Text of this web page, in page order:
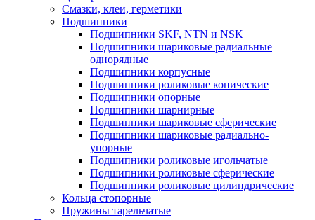
Смазки, клеи, герметики
Подшипники
Подшипники SKF, NTN и NSK
Подшипники шариковые радиальные
однорядные
Подшипники корпусные
Подшипники роликовые конические
Подшипники опорные
Подшипники шарнирные
Подшипники шариковые сферические
Подшипники шариковые радиально-
упорные
Подшипники роликовые игольчатые
Подшипники роликовые сферические
Подшипники роликовые цилиндрические
Кольца стопорные
Пружины тарельчатые